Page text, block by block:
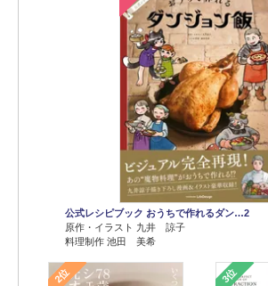
公式レシピブック おうちで作れるダン…2
原作・イラスト 九井 諒子
料理制作 池田 美希
2位 3位